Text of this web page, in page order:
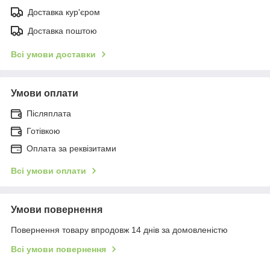
Доставка кур'єром
Доставка поштою
Всі умови доставки
Умови оплати
Післяплата
Готівкою
Оплата за реквізитами
Всі умови оплати
Умови повернення
Повернення товару впродовж 14 днів за домовленістю
Всі умови повернення